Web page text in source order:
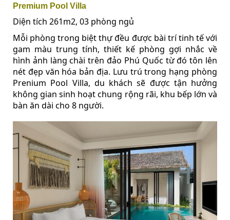
Premium Pool Villa
Diện tích 261m2, 03 phòng ngủ
Mỗi phòng trong biệt thự đều được bài trí tinh tế với
gam màu trung tính, thiết kế phòng gợi nhắc về
hình ảnh làng chài trên đảo Phú Quốc từ đó tôn lên
nét đẹp văn hóa bản địa. Lưu trú trong hạng phòng
Prenium Pool Villa, du khách sẽ được tận hưởng
không gian sinh hoạt chung rộng rãi, khu bếp lớn và
bàn ăn dài cho 8 người.